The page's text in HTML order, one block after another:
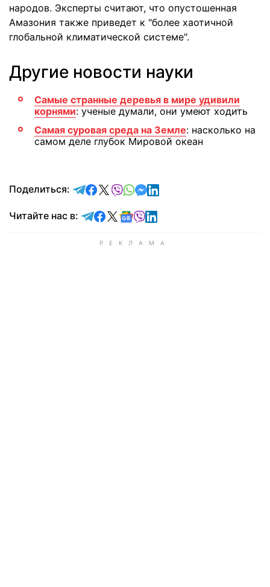
народов. Эксперты считают, что опустошенная
Амазония также приведет к "более хаотичной
глобальной климатической системе".
Другие новости науки
Самые странные деревья в мире удивили
корнями: ученые думали, они умеют ходить
Самая суровая среда на Земле: насколько на
самом деле глубок Мировой океан
Поделиться: отправить в Telegram
поделиться в Facebook
поделиться в X
отправить в Viber
отправить в Whatsapp
отправить в Messenger
отправить в LinkedIn
Читайте нас в: Читайте в Telegram
Читайте в Facebook
Читайте в X
Читайте в Google news
Читайте в Viber
Читайте в LinkedIn